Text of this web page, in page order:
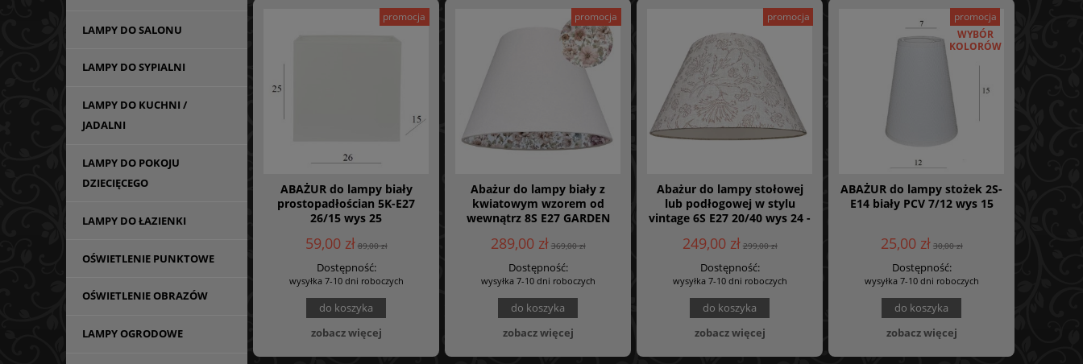
LAMPY DO SALONU
LAMPY DO SYPIALNI
LAMPY DO KUCHNI /
JADALNI
LAMPY DO POKOJU
DZIECIĘCEGO
LAMPY DO ŁAZIENKI
OŚWIETLENIE PUNKTOWE
OŚWIETLENIE OBRAZÓW
LAMPY OGRODOWE
ABAŻUR do lampy biały
prostopadłościan 5K-E27
26/15 wys 25
59,00 zł 89,00 zł
Dostępność:
wysyłka 7-10 dni roboczych
do koszyka
zobacz więcej
promocja
Abażur do lampy biały z
kwiatowym wzorem od
wewnątrz 8S E27 GARDEN
289,00 zł 369,00 zł
Dostępność:
wysyłka 7-10 dni roboczych
do koszyka
zobacz więcej
promocja
Abażur do lampy stołowej
lub podłogowej w stylu
vintage 6S E27 20/40 wys 24 -
249,00 zł 299,00 zł
Dostępność:
wysyłka 7-10 dni roboczych
do koszyka
zobacz więcej
promocja
ABAŻUR do lampy stożek 2S-
E14 biały PCV 7/12 wys 15
25,00 zł 30,00 zł
Dostępność:
wysyłka 7-10 dni roboczych
do koszyka
zobacz więcej
promocja
WYBÓR
KOLORÓW